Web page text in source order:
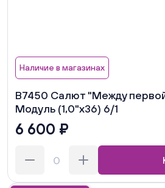
Наличие в магазинах
В7450 Салют "Между
Модуль (1,0"х36) 6/1
6 600 ₽